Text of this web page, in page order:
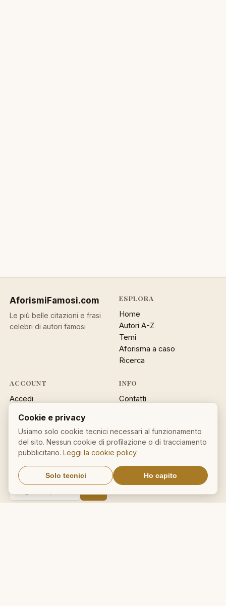
AforismiFamosi.com
Le più belle citazioni e frasi
celebri di autori famosi
ESPLORA
Home
Autori A-Z
Temi
Aforisma a caso
Ricerca
ACCOUNT
Accedi
Password dimenticata
INFO
Contatti
Sitemap
NEWSLETTER
Un aforisma nella tua email
Cookie e privacy
Usiamo solo cookie tecnici necessari al funzionamento
del sito. Nessun cookie di profilazione o di tracciamento
pubblicitario.Leggi la cookie policy.
Solo tecnici Ho capito